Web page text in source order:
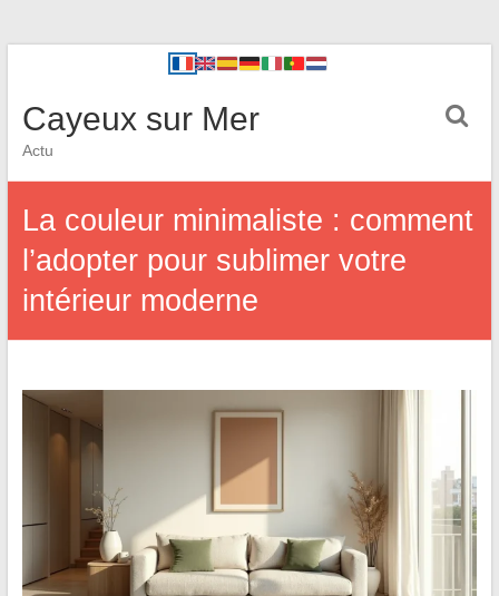
Cayeux sur Mer
Actu
La couleur minimaliste : comment
l’adopter pour sublimer votre
intérieur moderne